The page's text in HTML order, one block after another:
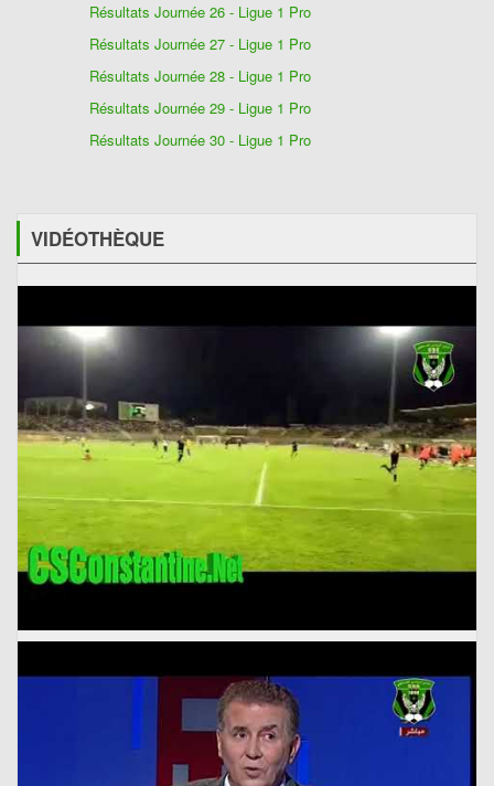
Résultats Journée 26 - Ligue 1 Pro
Résultats Journée 27 - Ligue 1 Pro
Résultats Journée 28 - Ligue 1 Pro
Résultats Journée 29 - Ligue 1 Pro
Résultats Journée 30 - Ligue 1 Pro
VIDÉOTHÈQUE